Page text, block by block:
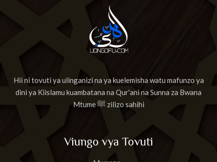
Hii ni tovuti ya ulinganizi na ya kuelemisha watu mafunzo ya
dini ya Kiislamu kuambatana na Qur'ani na Sunna za Bwana
Mtume ﷺ zilizo sahihi
Viungo vya Tovuti